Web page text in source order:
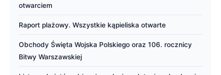
otwarciem
Raport plażowy. Wszystkie kąpieliska otwarte
Obchody Święta Wojska Polskiego oraz 106. rocznicy
Bitwy Warszawskiej